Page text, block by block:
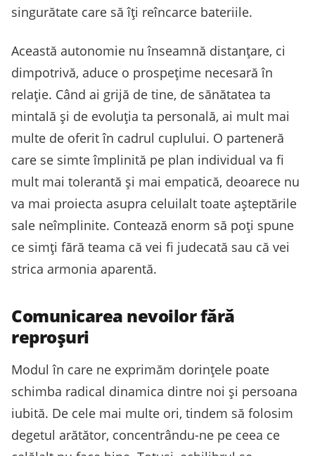
singurătate care să îți reîncarce bateriile.
Această autonomie nu înseamnă distanțare, ci
dimpotrivă, aduce o prospețime necesară în
relație. Când ai grijă de tine, de sănătatea ta
mintală și de evoluția ta personală, ai mult mai
multe de oferit în cadrul cuplului. O parteneră
care se simte împlinită pe plan individual va fi
mult mai tolerantă și mai empatică, deoarece nu
va mai proiecta asupra celuilalt toate așteptările
sale neîmplinite. Contează enorm să poți spune
ce simți fără teama că vei fi judecată sau că vei
strica armonia aparentă.
Comunicarea nevoilor fără
reproșuri
Modul în care ne exprimăm dorințele poate
schimba radical dinamica dintre noi și persoana
iubită. De cele mai multe ori, tindem să folosim
degetul arătător, concentrându-ne pe ceea ce